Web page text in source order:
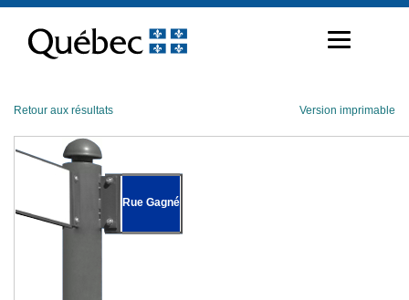
contenu
Retour aux résultats Version imprimable
Rue Gagné